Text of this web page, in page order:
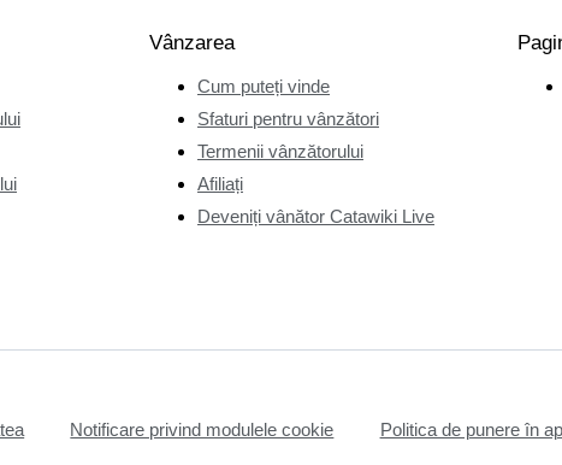
Vânzarea
Cum puteți vinde
Sfaturi pentru vânzători
Termenii vânzătorului
Afiliați
Deveniți vânător Catawiki Live
Notificare privind modulele cookie Politica de punere în